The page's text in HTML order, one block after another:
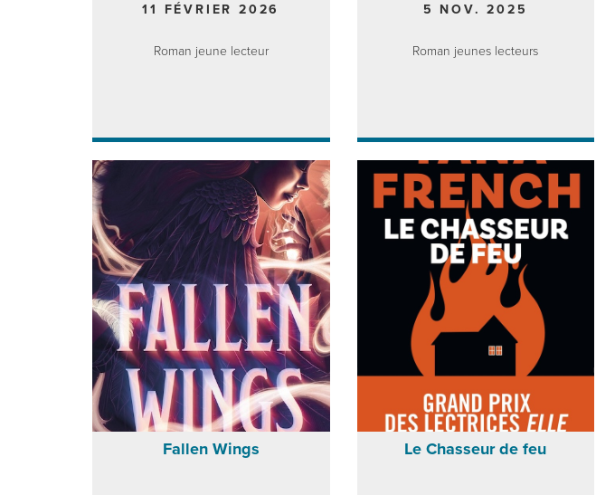
11 FÉVRIER 2026
Roman jeune lecteur
5 NOV. 2025
Roman jeunes lecteurs
Fallen Wings Le Chasseur de feu